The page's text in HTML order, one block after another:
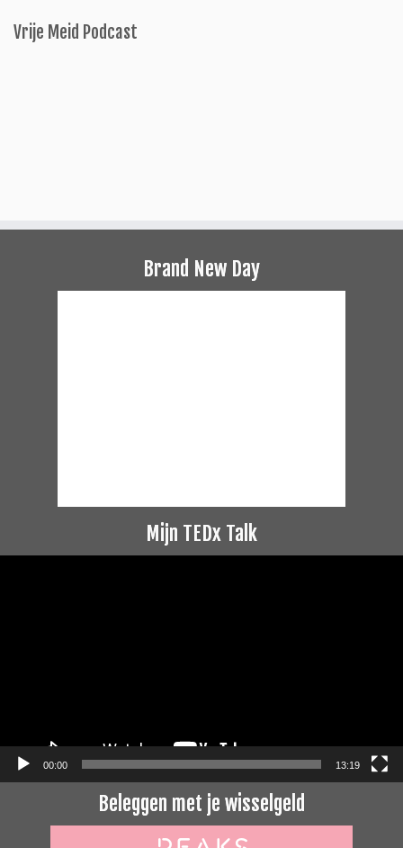
Vrije Meid Podcast
Brand New Day
Mijn TEDx Talk
00:00 13:19
Beleggen met je wisselgeld